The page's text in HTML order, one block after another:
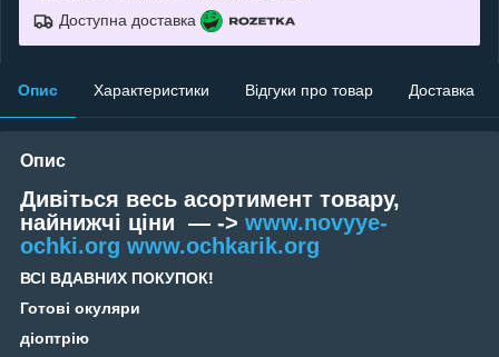
Доступна доставка
Опис Характеристики Відгуки про товар Доставка
Опис
Дивіться весь асортимент товару,
найнижчі ціни — -> www.novyye-
ochki.org www.ochkarik.org
ВСІ ВДАВНИХ ПОКУПОК!
Готові окуляри
діоптрію